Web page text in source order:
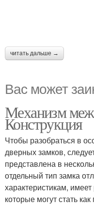
читать дальше →
Вас может
Механизм
Конструкция
Чтобы разобраться в
дверных замков,
представлена в
отдельный тип замка
характеристикам,
которые могут стать